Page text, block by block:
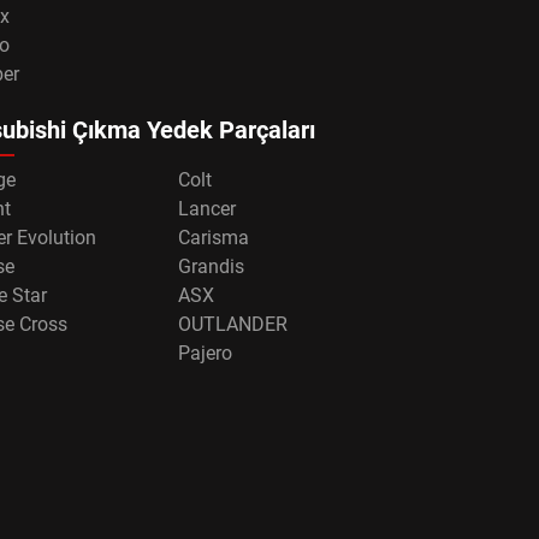
Çıkma Yedek Parçaları
Colt
Lancer
Evolution
Carisma
Grandis
Star
ASX
Cross
OUTLANDER
Pajero